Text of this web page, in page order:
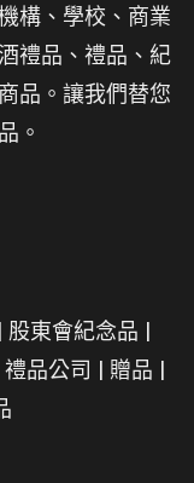
構、學校、商業
禮品、禮品、紀
品。讓我們替您
。
| 股東會紀念品 |
禮品公司 | 贈品 |